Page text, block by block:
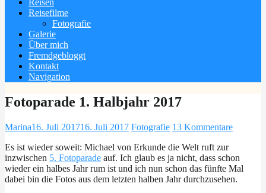
Reisefilme
Fotografie
Galerie
Über mich
Fremdgebloggt
Kontakt
Navigation
Fotoparade 1. Halbjahr 2017
Marina16. Juli 201716. Juli 2017 Fotografie 13 Kommentare
Es ist wieder soweit: Michael von Erkunde die Welt ruft zur
inzwischen 5. Fotoparade auf. Ich glaub es ja nicht, dass schon
wieder ein halbes Jahr rum ist und ich nun schon das fünfte Mal
dabei bin die Fotos aus dem letzten halben Jahr durchzusehen.